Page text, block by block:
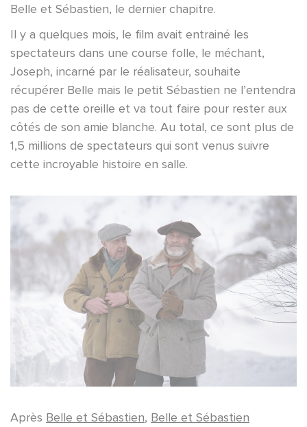
Belle et Sébastien, le dernier chapitre.
Il y a quelques mois, le film avait entrainé les
spectateurs dans une course folle, le méchant,
Joseph, incarné par le réalisateur, souhaite
récupérer Belle mais le petit Sébastien ne l’entendra
pas de cette oreille et va tout faire pour rester aux
côtés de son amie blanche. Au total, ce sont plus de
1,5 millions de spectateurs qui sont venus suivre
cette incroyable histoire en salle.
Après Belle et Sébastien, Belle et Sébastien